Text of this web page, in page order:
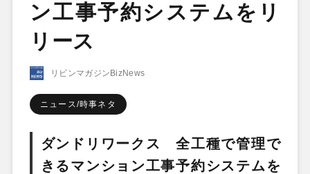
ン工事予約システムをリ
リース
リビンマガジンBizNews
ニュース/時事ネタ
ダンドリワークス 全工種で管理で
きるマンション工事予約システムを